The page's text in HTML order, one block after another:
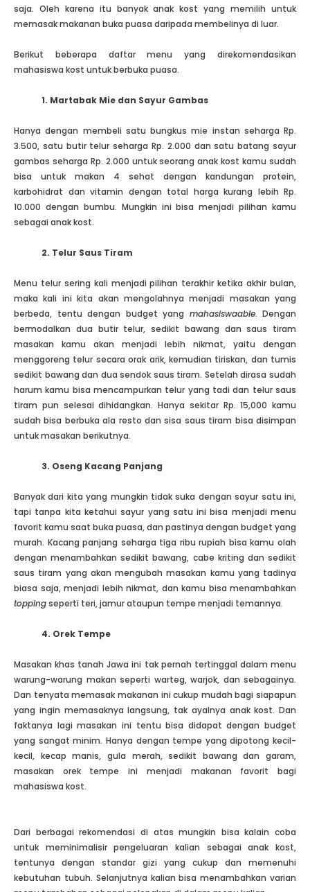
saja. Oleh karena itu banyak anak kost yang memilih untuk
memasak makanan buka puasa daripada membelinya di luar.
Berikut beberapa daftar menu yang direkomendasikan
mahasiswa kost untuk berbuka puasa.
1. Martabak Mie dan Sayur Gambas
Hanya dengan membeli satu bungkus mie instan seharga Rp.
3.500, satu butir telur seharga Rp. 2.000 dan satu batang sayur
gambas seharga Rp. 2.000 untuk seorang anak kost kamu sudah
bisa untuk makan 4 sehat dengan kandungan protein,
karbohidrat dan vitamin dengan total harga kurang lebih Rp.
10.000 dengan bumbu. Mungkin ini bisa menjadi pilihan kamu
sebagai anak kost.
2. Telur Saus Tiram
Menu telur sering kali menjadi pilihan terakhir ketika akhir bulan,
maka kali ini kita akan mengolahnya menjadi masakan yang
berbeda, tentu dengan budget yang mahasiswaable. Dengan
bermodalkan dua butir telur, sedikit bawang dan saus tiram
masakan kamu akan menjadi lebih nikmat, yaitu dengan
menggoreng telur secara orak arik, kemudian tiriskan, dan tumis
sedikit bawang dan dua sendok saus tiram. Setelah dirasa sudah
harum kamu bisa mencampurkan telur yang tadi dan telur saus
tiram pun selesai dihidangkan. Hanya sekitar Rp. 15,000 kamu
sudah bisa berbuka ala resto dan sisa saus tiram bisa disimpan
untuk masakan berikutnya.
3. Oseng Kacang Panjang
Banyak dari kita yang mungkin tidak suka dengan sayur satu ini,
tapi tanpa kita ketahui sayur yang satu ini bisa menjadi menu
favorit kamu saat buka puasa, dan pastinya dengan budget yang
murah. Kacang panjang seharga tiga ribu rupiah bisa kamu olah
dengan menambahkan sedikit bawang, cabe kriting dan sedikit
saus tiram yang akan mengubah masakan kamu yang tadinya
biasa saja, menjadi lebih nikmat, dan kamu bisa menambahkan
toppingseperti teri, jamur ataupun tempe menjadi temannya.
4. Orek Tempe
Masakan khas tanah Jawa ini tak pernah tertinggal dalam menu
warung-warung makan seperti warteg, warjok, dan sebagainya.
Dan tenyata memasak makanan ini cukup mudah bagi siapapun
yang ingin memasaknya langsung, tak ayalnya anak kost. Dan
faktanya lagi masakan ini tentu bisa didapat dengan budget
yang sangat minim. Hanya dengan tempe yang dipotong kecil-
kecil, kecap manis, gula merah, sedikit bawang dan garam,
masakan orek tempe ini menjadi makanan favorit bagi
mahasiswa kost.
Dari berbagai rekomendasi di atas mungkin bisa kalain coba
untuk meminimalisir pengeluaran kalian sebagai anak kost,
tentunya dengan standar gizi yang cukup dan memenuhi
kebutuhan tubuh. Selanjutnya kalian bisa menambahkan varian